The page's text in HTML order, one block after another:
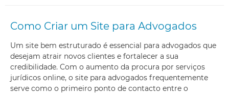
Como Criar um Site para Advogados
Um site bem estruturado é essencial para advogados que
desejam atrair novos clientes e fortalecer a sua
credibilidade. Com o aumento da procura por serviços
jurídicos online, o site para advogados frequentemente
serve como o primeiro ponto de contacto entre o